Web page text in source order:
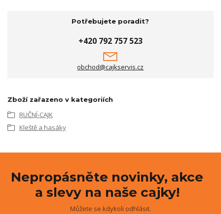
Potřebujete poradit?
+420 792 757 523
obchod@cajkservis.cz
Zboží zařazeno v kategoriích
RUČNÍ-CAJK
Kleště a hasáky
Nepropásněte novinky, akce
a slevy na naše cajky!
Můžete se kdykoli odhlásit.